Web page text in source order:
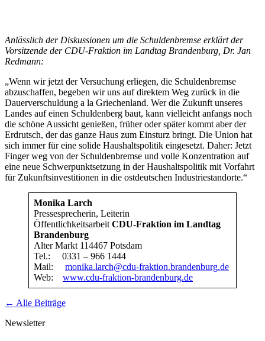
Anlässlich der Diskussionen um die Schuldenbremse erklärt der
Vorsitzende der CDU-Fraktion im Landtag Brandenburg, Dr. Jan
Redmann:
„Wenn wir jetzt der Versuchung erliegen, die Schuldenbremse
abzuschaffen, begeben wir uns auf direktem Weg zurück in die
Dauerverschuldung a la Griechenland. Wer die Zukunft unseres
Landes auf einen Schuldenberg baut, kann vielleicht anfangs noch
die schöne Aussicht genießen, früher oder später kommt aber der
Erdrutsch, der das ganze Haus zum Einsturz bringt. Die Union hat
sich immer für eine solide Haushaltspolitik eingesetzt. Daher: Jetzt
Finger weg von der Schuldenbremse und volle Konzentration auf
eine neue Schwerpunktsetzung in der Haushaltspolitik mit Vorfahrt
für Zukunftsinvestitionen in die ostdeutschen Industriestandorte.“
Monika Larch
Pressesprecherin, Leiterin
Öffentlichkeitsarbeit CDU-Fraktion im Landtag
Brandenburg
Alter Markt 114467 Potsdam
Tel.: 0331 – 966 1444
Mail: monika.larch@cdu-fraktion.brandenburg.de
Web: www.cdu-fraktion-brandenburg.de
← Alle Beiträge
Newsletter